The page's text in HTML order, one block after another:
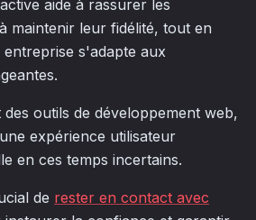
aide à rassurer les
maintenir leur fidélité, tout en
s'adapte aux
outils de développement web,
expérience utilisateur
en ces temps incertains.
de rester en contact avec